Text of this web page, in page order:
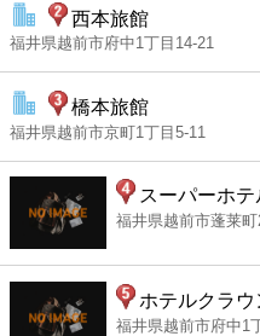
西本旅館
福井県越前市府中1丁目14-21
橋本旅館
福井県越前市京町1丁目5-11
スーパーホ
福井県越前市蓬莱町
ホテルクラ
福井県越前市府中1